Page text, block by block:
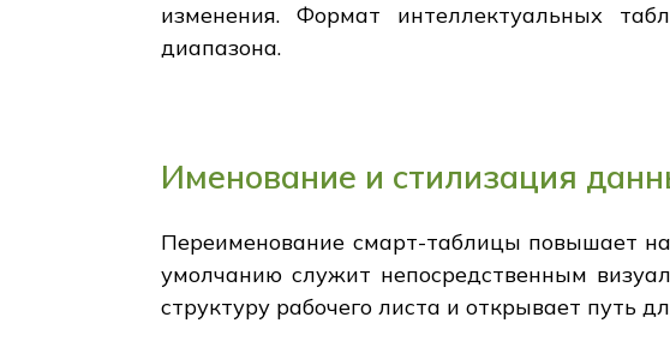
изменения. Формат интеллектуальных
диапазона.
Именование и стилизация
Переименование смарт-таблицы повышает
умолчанию служит непосредственным
структуру рабочего листа и открывает путь